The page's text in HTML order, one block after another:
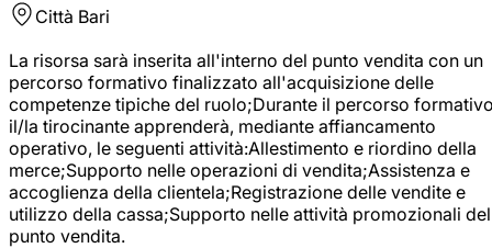
Città Bari
La risorsa sarà inserita all'interno del punto vendita con un
percorso formativo finalizzato all'acquisizione delle
competenze tipiche del ruolo;Durante il percorso
il/la tirocinante apprenderà, mediante affiancamento
operativo, le seguenti attività:Allestimento e riordino della
merce;Supporto nelle operazioni di vendita;Assistenza e
accoglienza della clientela;Registrazione delle vendite e
utilizzo della cassa;Supporto nelle attività promozionali del
punto vendita.